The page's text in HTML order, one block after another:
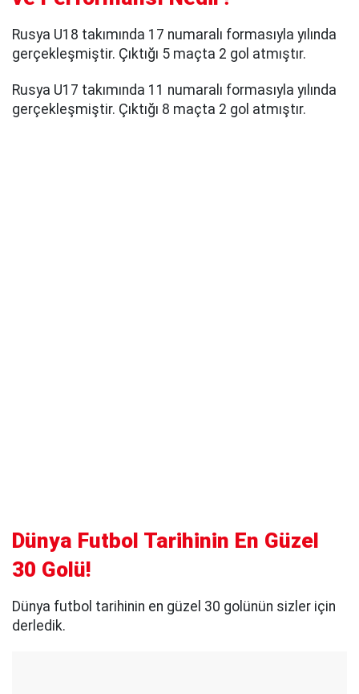
Rusya U18 takımında 17 numaralı formasıyla yılında
gerçekleşmiştir. Çıktığı 5 maçta 2 gol atmıştır.
Rusya U17 takımında 11 numaralı formasıyla yılında
gerçekleşmiştir. Çıktığı 8 maçta 2 gol atmıştır.
Dünya Futbol Tarihinin En Güzel
30 Golü!
Dünya futbol tarihinin en güzel 30 golünün sizler için
derledik.